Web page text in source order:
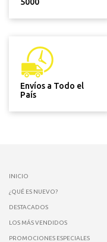
Envíos a Todo el
País
INICIO
¿QUÉ ES NUEVO?
DESTACADOS
LOS MÁS VENDIDOS
PROMOCIONES ESPECIALES